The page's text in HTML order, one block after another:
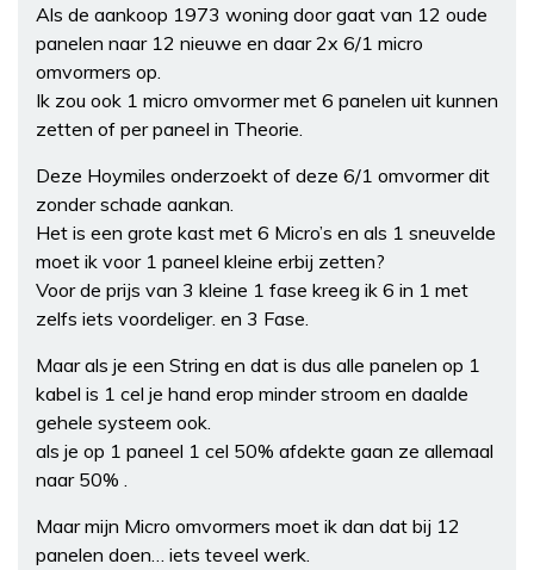
Als de aankoop 1973 woning door gaat van 12 oude
panelen naar 12 nieuwe en daar 2x 6/1 micro
omvormers op.
Ik zou ook 1 micro omvormer met 6 panelen uit kunnen
zetten of per paneel in Theorie.
Deze Hoymiles onderzoekt of deze 6/1 omvormer dit
zonder schade aankan.
Het is een grote kast met 6 Micro’s en als 1 sneuvelde
moet ik voor 1 paneel kleine erbij zetten?
Voor de prijs van 3 kleine 1 fase kreeg ik 6 in 1 met
zelfs iets voordeliger. en 3 Fase.
Maar als je een String en dat is dus alle panelen op 1
kabel is 1 cel je hand erop minder stroom en daalde
gehele systeem ook.
als je op 1 paneel 1 cel 50% afdekte gaan ze allemaal
naar 50% .
Maar mijn Micro omvormers moet ik dan dat bij 12
panelen doen… iets teveel werk.